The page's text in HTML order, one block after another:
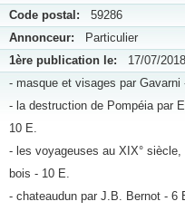
Code postal: 59286
Annonceur: Particulier
1ère publication le: 17/07/2018
- masque et visages par
- la destruction de Pompéia par
10 E.
- les voyageuses au XIX°
bois - 10 E.
- chateaudun par J.B. Bernot - 6